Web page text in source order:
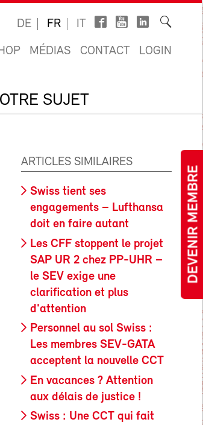
DEVENIR MEMBRE
DE FR IT
MÉDIAS CONTACT LOGIN
SUJET
ARTICLES SIMILAIRES
Swiss tient ses
engagements – Lufthansa
doit en faire autant
Les CFF stoppent le projet
SAP UR 2 chez PP-UHR –
le SEV exige une
clarification et plus
d'attention
Personnel au sol Swiss :
Les membres SEV-GATA
acceptent la nouvelle CCT
En vacances ? Attention
aux délais de justice !
Swiss : Une CCT qui fait